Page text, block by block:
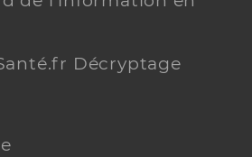
Décryptage